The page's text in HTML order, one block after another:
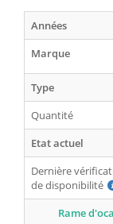
Années
Marque
Type
Quantité
Etat actuel
Dernière
de disponibilité
Rame